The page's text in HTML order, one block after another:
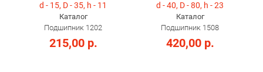
d - 15, D - 35, h - 11
Каталог
Подшипник 1202
215,00 р.
d - 40, D - 80, h - 23
Каталог
Подшипник 1508
420,00 р.